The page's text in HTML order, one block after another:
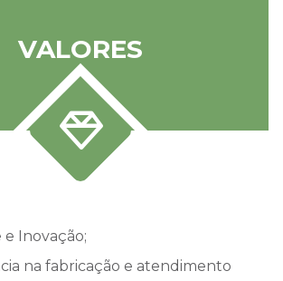
VALORES
e Inovação;